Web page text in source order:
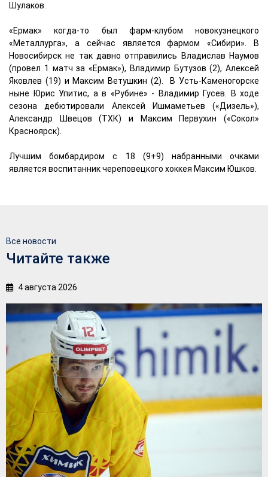
Шулаков.
«Ермак» когда-то был фарм-клубом новокузнецкого
«Металлурга», а сейчас является фармом «Сибири». В
Новосибирск не так давно отправились Владислав Наумов
(провел 1 матч за «Ермак»), Владимир Бутузов (2), Алексей
Яковлев (19) и Максим Ветушкин (2). В Усть-Каменогорске
ныне Юрис Упитис, а в «Рубине» - Владимир Гусев. В ходе
сезона дебютировали Алексей Ишмаметьев («Дизель»),
Александр Швецов (ТХК) и Максим Первухин («Сокол»
Красноярск).
Лучшим бомбардиром с 18 (9+9) набранными очками
является воспитанник череповецкого хоккея Максим Юшков.
Все новости
Читайте также
4 августа 2026